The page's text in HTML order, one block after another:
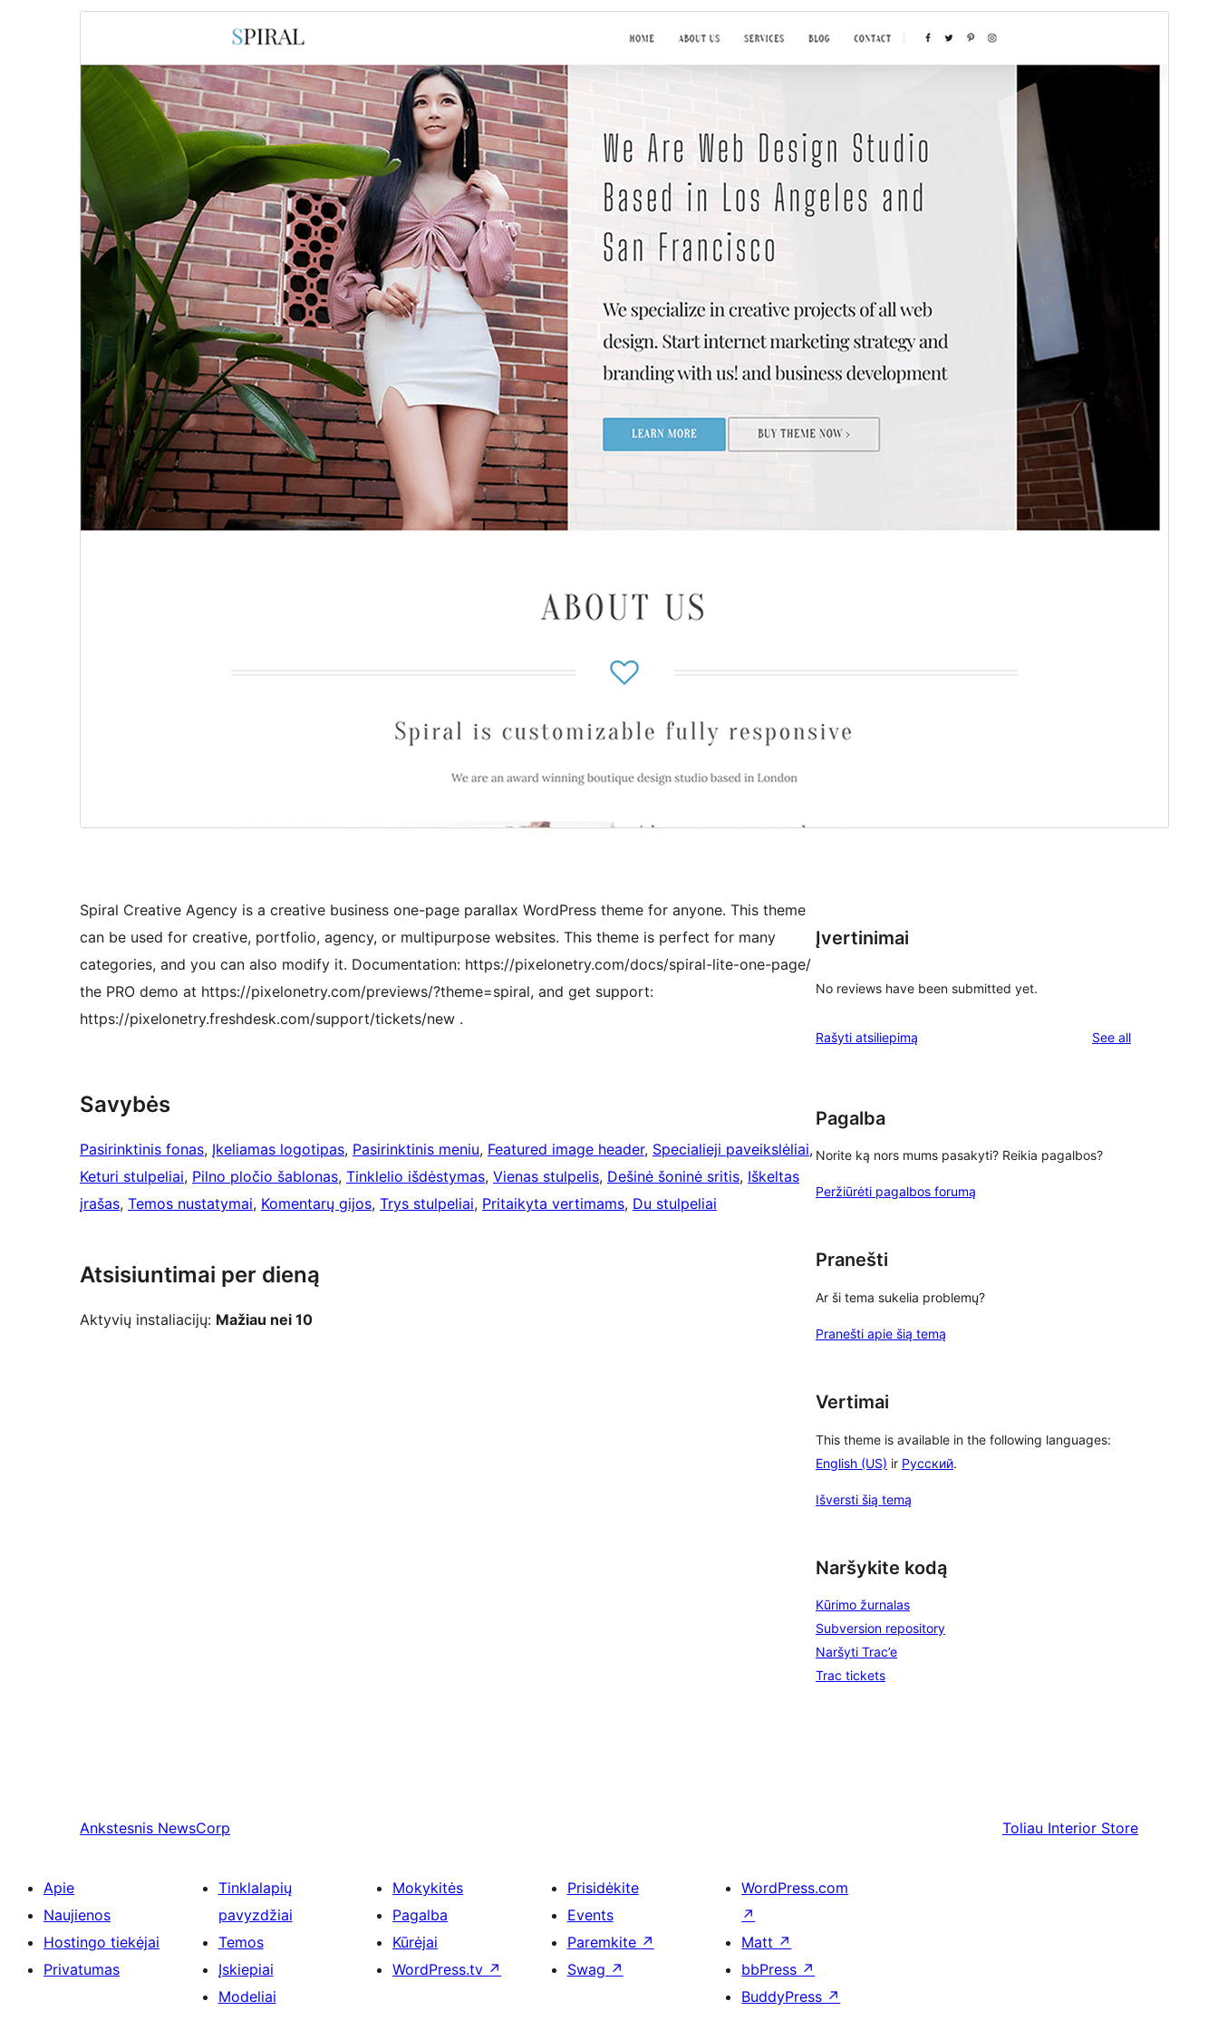
Versija
Atnaujinta
13 kovo, 2026
Aktyvių instaliacijų
Mažiau nei 10
PHP versija
Spiral Creative Agency is a creative business one-page parallax WordPress theme for anyone. This theme
can be used for creative, portfolio, agency, or multipurpose websites. This theme is perfect for many
categories, and you can also modify it. Documentation: https://pixelonetry.com/docs/spiral-lite-one-page/
the PRO demo at https://pixelonetry.com/previews/?theme=spiral, and get support:
https://pixelonetry.freshdesk.com/support/tickets/new .
Savybės
Pasirinktinis fonas, Įkeliamas logotipas, Pasirinktinis meniu, Featured image header, Specialieji paveikslėliai ,
Keturi stulpeliai, Pilno pločio šablonas, Tinklelio išdėstymas, Vienas stulpelis, Dešinė šoninė sritis, Iškeltas
įrašas, Temos nustatymai, Komentarų gijos, Trys stulpeliai, Pritaikyta vertimams, Du stulpeliai
Atsisiuntimai per dieną
Aktyvių instaliacijų: Mažiau nei 10
Įvertinimai
No reviews have been submitted yet.
Rašyti atsiliepimą See allreviews
Pagalba
Norite ką nors mums pasakyti? Reikia pagalbos?
Peržiūrėti pagalbos forumą
Pranešti
Ar ši tema sukelia problemų?
Pranešti apie šią temą
Vertimai
This theme is available in the following languages:
English (US) ir Русский.
Išversti šią temą
Naršykite kodą
Kūrimo žurnalas
Subversion repository
Naršyti Trac’e
Trac tickets
Ankstesnis NewsCorp Toliau Interior Store
Apie
Naujienos
Hostingo tiekėjai
Privatumas
Tinklalapių
pavyzdžiai
Temos
Įskiepiai
Modeliai
Mokykitės
Pagalba
Kūrėjai
WordPress.tv ↗
Prisidėkite
Events
Paremkite ↗
Swag ↗
WordPress.com
↗
Matt ↗
bbPress ↗
BuddyPress ↗